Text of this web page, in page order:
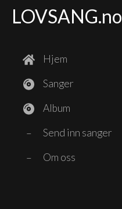
LOVSANG.no
Hjem
Sanger
Album
– Send inn sanger
– Om oss